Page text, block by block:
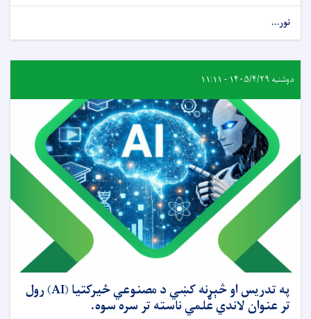
نور...
دوشنبه ۱۴۰۵/۴/۲۹ - ۱۱:۱۱
په تدریس او څېړنه کښي د مصنوعي ځیرکتیا (AI) رول
تر عنوان لاندي علمي ناسته تر سره سوه.